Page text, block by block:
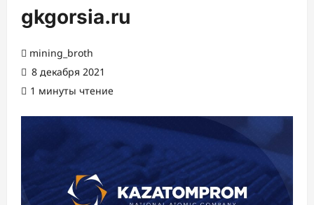
gkgorsia.ru
mining_broth
8 декабря 2021
1 минуты чтение